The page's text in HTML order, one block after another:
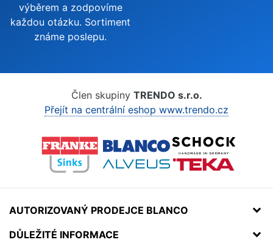
výběrem a zodpovíme
každou otázku. Sortiment
známe poslepu.
Člen skupiny TRENDO s.r.o.
Přejít na centrální eshop www.trendo.cz
AUTORIZOVANÝ PRODEJCE BLANCO
DŮLEŽITÉ INFORMACE